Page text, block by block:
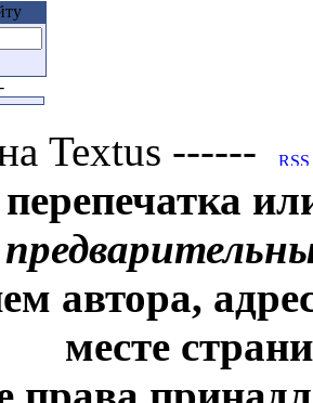
Textus ------
автора,
месте